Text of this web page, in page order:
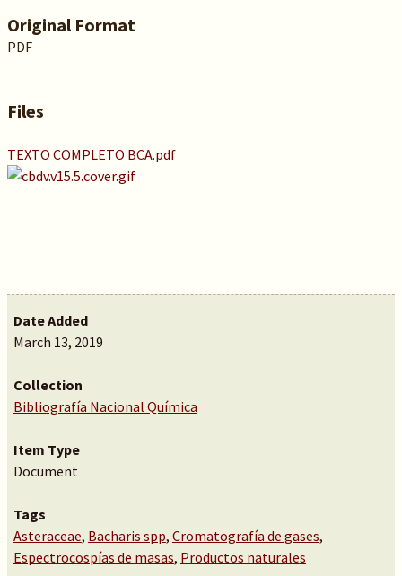
Original Format
PDF
Files
TEXTO COMPLETO BCA.pdf
Date Added
March 13, 2019
Collection
Bibliografía Nacional Química
Item Type
Document
Tags
Asteraceae, Bacharis spp, Cromatografía de gases,
Espectrocospías de masas, Productos naturales